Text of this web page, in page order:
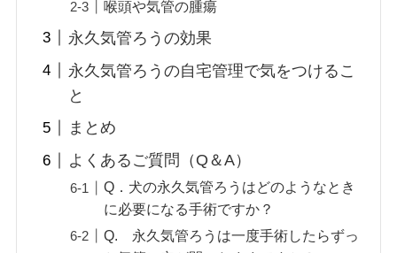
喉頭や気管の腫瘍
永久気管ろうの効果
永久気管ろうの自宅管理で気をつけるこ
と
まとめ
よくあるご質問（Q＆A）
Q．犬の永久気管ろうはどのようなとき
に必要になる手術ですか？
Q. 永久気管ろうは一度手術したらずっ